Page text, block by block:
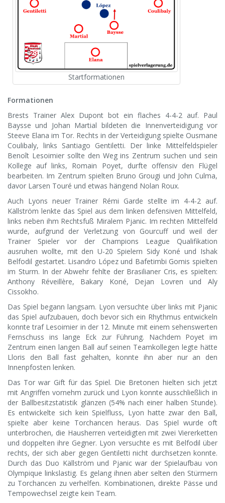
Startformationen
Formationen
Brests Trainer Alex Dupont bot ein flaches 4-4-2 auf. Paul
Baysse und Johan Martial bildeten die Innenverteidigung vor
Steeve Elana im Tor. Rechts in der Verteidigung spielte Ousmane
Coulibaly, links Santiago Gentiletti. Der linke Mittelfeldspieler
Benoît Lesoimier sollte den Weg ins Zentrum suchen und sein
Kollege auf links, Romain Poyet, durfte offensiv den Flügel
bearbeiten. Im Zentrum spielten Bruno Grougi und John Culma,
davor Larsen Touré und etwas hängend Nolan Roux.
Auch Lyons neuer Trainer Rémi Garde stellte im 4-4-2 auf.
Källström lenkte das Spiel aus dem linken defensiven Mittelfeld,
links neben ihm Rechtsfuß Miralem Pjanic. Im rechten Mittelfeld
wurde, aufgrund der Verletzung von Gourcuff und weil der
Trainer Spieler vor der Champions League Qualifikation
ausruhen wollte, mit den U-20 Spielern Sidy Koné und Ishak
Belfodil gestartet. Lisandro López und Bafetimbi Gomis spielten
im Sturm. In der Abwehr fehlte der Brasilianer Cris, es spielten:
Anthony Réveillère, Bakary Koné, Dejan Lovren und Aly
Cissokho.
Das Spiel begann langsam. Lyon versuchte über links mit Pjanic
das Spiel aufzubauen, doch bevor sich ein Rhythmus entwickeln
konnte traf Lesoimier in der 12. Minute mit einem sehenswerten
Fernschuss ins lange Eck zur Führung. Nachdem Poyet im
Zentrum einen langen Ball auf seinen Teamkollegen legte hätte
Lloris den Ball fast gehalten, konnte ihn aber nur an den
Innenpfosten lenken.
Das Tor war Gift für das Spiel. Die Bretonen hielten sich jetzt
mit Angriffen vornehm zurück und Lyon konnte ausschließlich in
der Ballbesitzstatistik glänzen (54% nach einer halben Stunde).
Es entwickelte sich kein Spielfluss, Lyon hatte zwar den Ball,
spielte aber keine Torchancen heraus. Das Spiel wurde oft
unterbrochen, die Hausherren verteidigten mit zwei Viererketten
und doppelten ihre Gegner. Lyon versuchte es mit Belfodil über
rechts, der sich aber gegen Gentiletti nicht durchsetzen konnte.
Durch das Duo Källström und Pjanic war der Spielaufbau von
Olympique linkslastig. Es gelang ihnen aber selten den Stürmern
zu Torchancen zu verhelfen. Kombinationen, direkte Pässe und
Tempowechsel zeigte kein Team.